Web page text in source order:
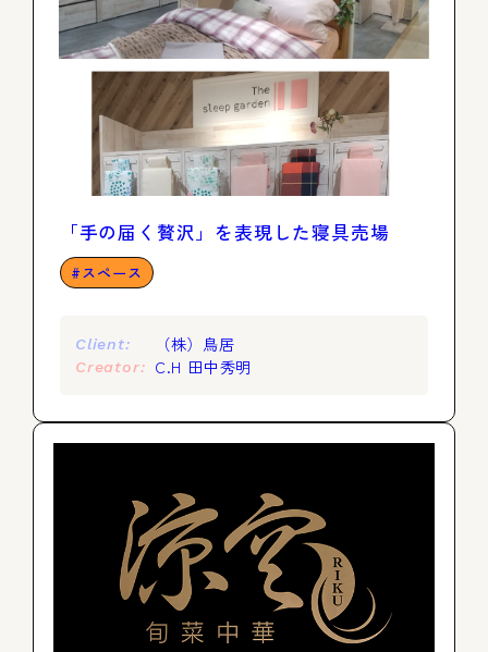
「手の届く贅沢」を表現した寝具売場
スペース
Client: （株）鳥居
Creator: C.H 田中秀明